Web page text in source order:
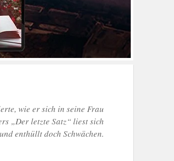
wie er sich in seine Frau
„Der letzte Satz“ liest sich
enthüllt doch Schwächen.